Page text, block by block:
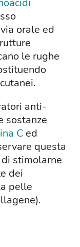
orale ed
le rughe
anti-
sostanze
C ed
questa
stimolarne
dei
pelle